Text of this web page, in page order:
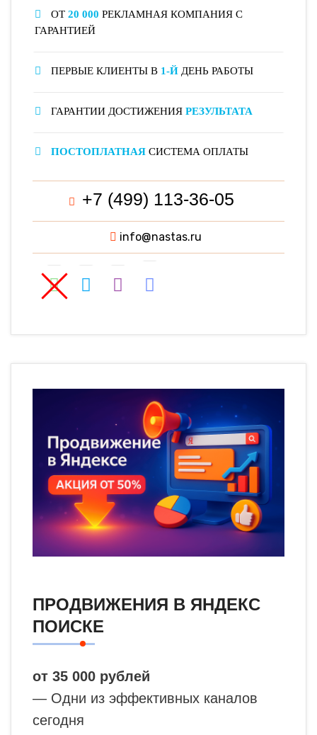
ОТ 20 000 РЕКЛАМНАЯ КОМПАНИЯ С
ГАРАНТИЕЙ
ПЕРВЫЕ КЛИЕНТЫ В 1-Й ДЕНЬ РАБОТЫ
ГАРАНТИИ ДОСТИЖЕНИЯ РЕЗУЛЬТАТА
ПОСТОПЛАТНАЯ СИСТЕМА ОПЛАТЫ
+7 (499) 113-36-05
info@nastas.ru
ПРОДВИЖЕНИЯ В ЯНДЕКС
ПОИСКЕ
от 35 000 рублей
— Одни из эффективных каналов
сегодня